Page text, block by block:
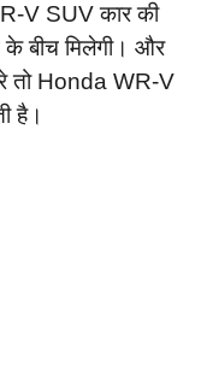
V SUV कार की
बीच मिलेगी। और
तो Honda WR-V
है।